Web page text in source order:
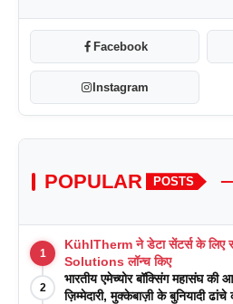
Facebook
Instagram
POPULAR POSTS
1
KühlTherm ने डेटा सेंटर्स के
Solutions लॉन्च किए
2
भारतीय एमेच्योर बॉक्सिंग महासंघ
ज़िम्मेदारी, मुक्केबाज़ी के बुनियादी